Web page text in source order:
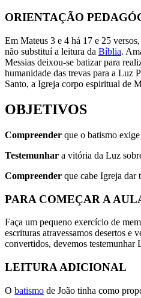
ORIENTAÇÃO
Em Mateus 3 e 4 há 17 e 25
não substituí a leitura da Bíblia.
Messias deixou-se batizar para
humanidade das trevas para a Luz
Santo, a Igreja corpo espiritual de
OBJETIVOS
Compreender que o batismo
Testemunhar a vitória da Luz
Compreender que cabe Igreja dar
PARA COMEÇAR A
Faça um pequeno exercício de
escrituras atravessamos desertos
convertidos, devemos testemunhar
LEITURA ADICIONAL
O batismo de João tinha como